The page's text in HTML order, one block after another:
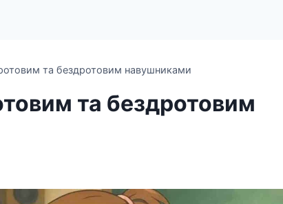
та бездротовим навушниками
та бездротовим